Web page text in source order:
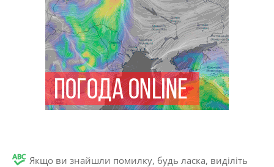
Якщо ви знайшли помилку, будь ласка, виділіть